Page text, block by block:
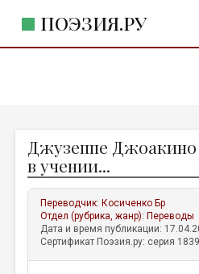
ПОЭЗИЯ.РУ
ЖАНРЫ
АВТОРЫ
КОММЕНТАРИИ
ЛИТСАЛОН
Джузеппе
в учении...
Переводчик: Косиченко Бр
Отдел (рубрика, жанр): Переводы
Дата и время публикации:
Сертификат Поэзия.ру: серия